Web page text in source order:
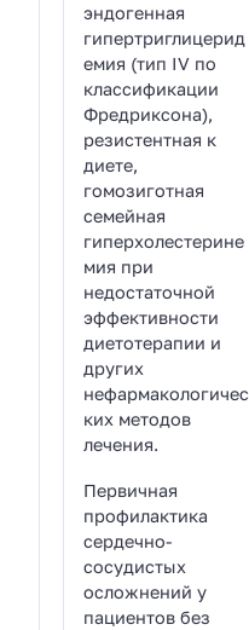
эндогенная
гипертриглицерид
емия (тип IV по
классификации
Фредриксона),
резистентная к
диете,
гомозиготная
семейная
гиперхолестерине
мия при
недостаточной
эффективности
диетотерапии и
других
нефармакологичес
ких методов
лечения.
Первичная
профилактика
сердечно-
сосудистых
осложнений у
пациентов без